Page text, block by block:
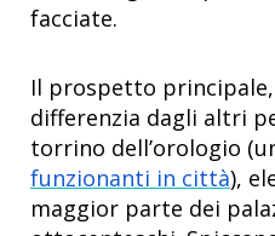
facciate.
Il prospetto
differenzia dagli altri
torrino dell’orologio
funzionanti in città),
maggior parte dei